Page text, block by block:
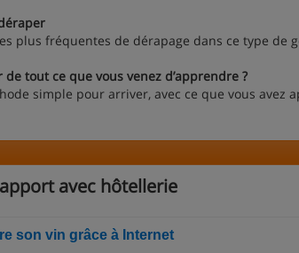
plus fréquentes de dérapage dans ce type de
tout ce que vous venez d’apprendre ?
simple pour arriver, avec ce que vous avez
avec hôtellerie
son vin grâce à Internet